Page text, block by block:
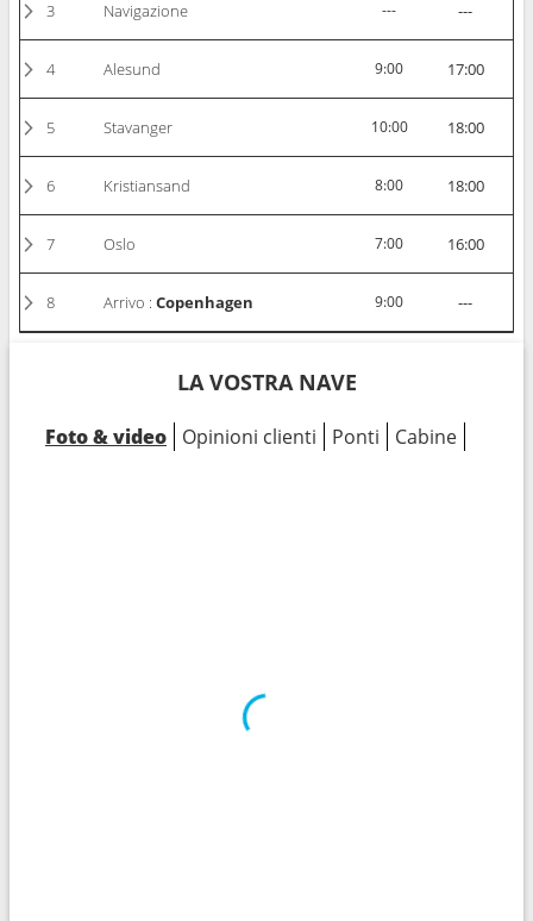
3 Navigazione --- ---
4 Alesund 9:00 17:00
5 Stavanger 10:00 18:00
6 Kristiansand 8:00 18:00
7 Oslo 7:00 16:00
8 Arrivo :Copenhagen 9:00 ---
LA VOSTRA NAVE
Foto & video Opinioni clienti Ponti Cabine